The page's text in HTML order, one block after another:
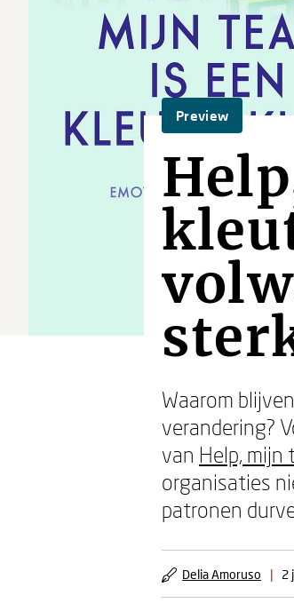
Preview
Waarom
verandering?
van Help, mijn
organisaties
patronen
Delia Amoruso | 2